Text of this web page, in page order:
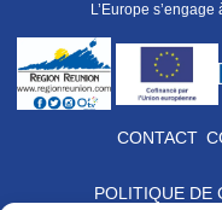
L’Europe
CONTACT
POLITIQUE DE